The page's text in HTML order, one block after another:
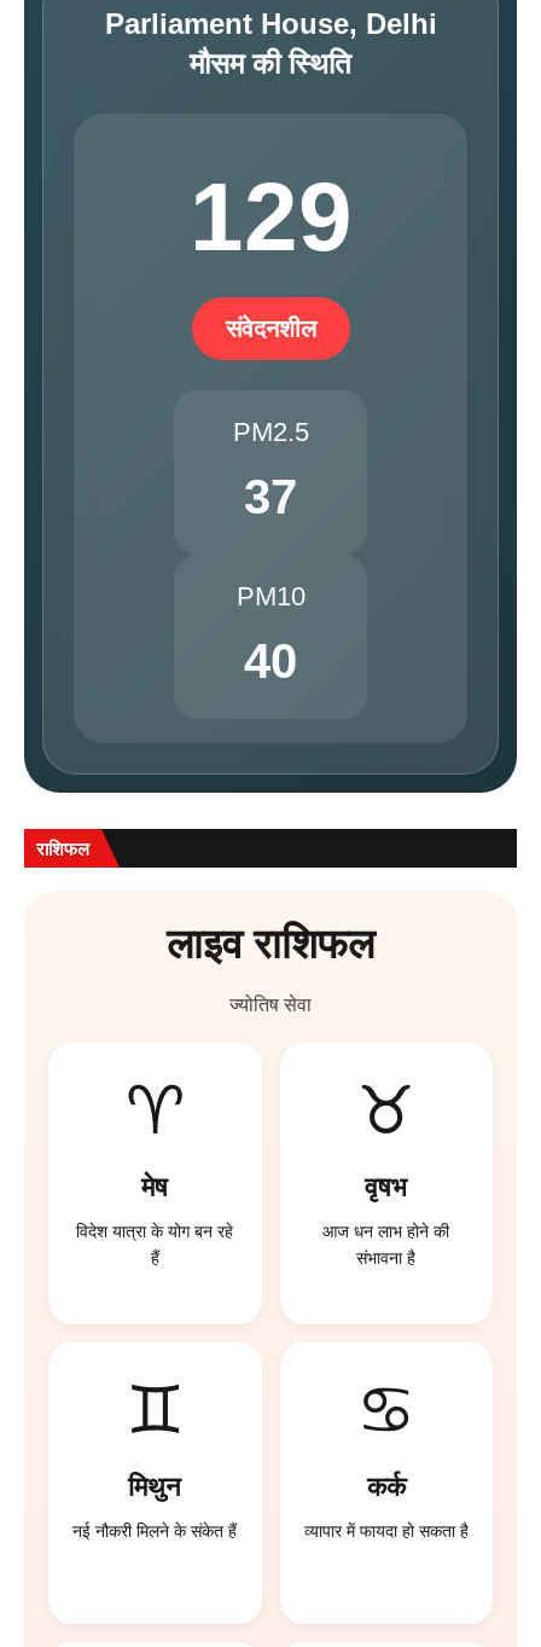
Parliament House, Delhi
मौसम की स्थिति
129
संवेदनशील
PM2.5
37
PM10
40
राशिफल
लाइव राशिफल
ज्योतिष सेवा
♈
मेष
विदेश यात्रा के योग बन रहे
हैं
♉
वृषभ
आज धन लाभ होने की
संभावना है
♊
मिथुन
नई नौकरी मिलने के संकेत हैं
♋
कर्क
व्यापार में फायदा हो सकता है